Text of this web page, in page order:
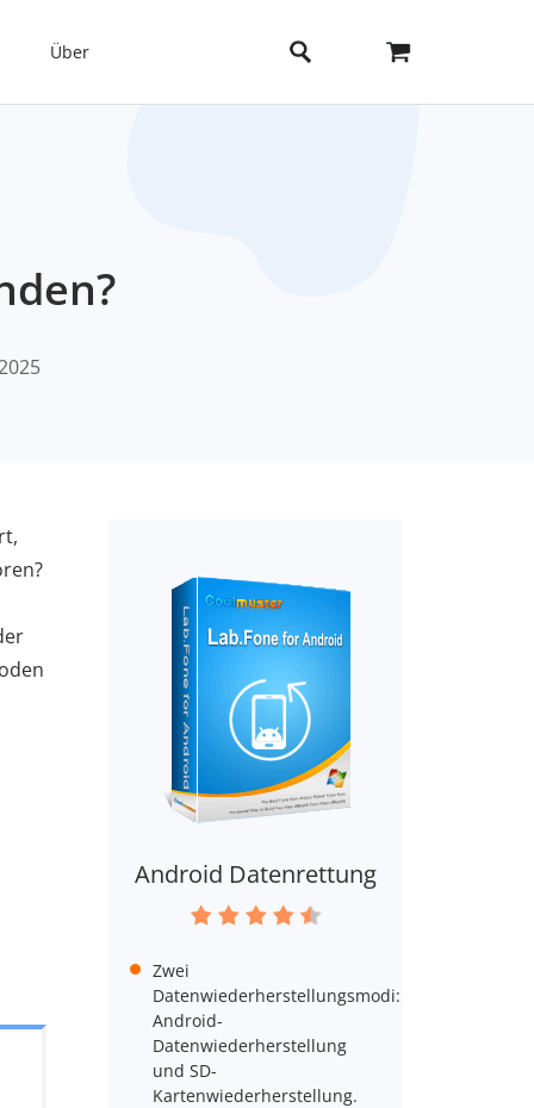
Über
Android Datenrettung
Zwei
Datenwiederherstellungsmodi:
Android-
Datenwiederherstellung
und SD-
Kartenwiederherstellung.